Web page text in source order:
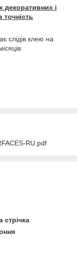
декоративних і
точність
слідів клею на
RU.pdf
стрічка